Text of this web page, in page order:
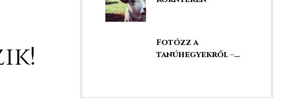
Fotózz a
tanúhegyekről –